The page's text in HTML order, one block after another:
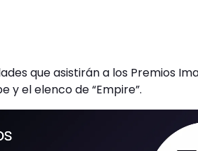
que asistirán a los Premios
y el elenco de “Empire”.